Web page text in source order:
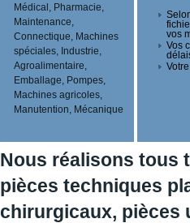
Médical, Pharmacie,
Maintenance,
Connectique, Machines
spéciales, Industrie,
Agroalimentaire,
Emballage, Pompes,
Machines agricoles,
Manutention, Mécanique
vos
Vos
Nous réalisons tous
pièces techniques
chirurgicaux, pièces